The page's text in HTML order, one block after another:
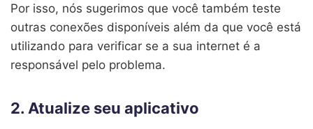
Por isso, nós sugerimos que você também teste
outras conexões disponíveis além da que você está
utilizando para verificar se a sua internet é a
responsável pelo problema.
2. Atualize seu aplicativo